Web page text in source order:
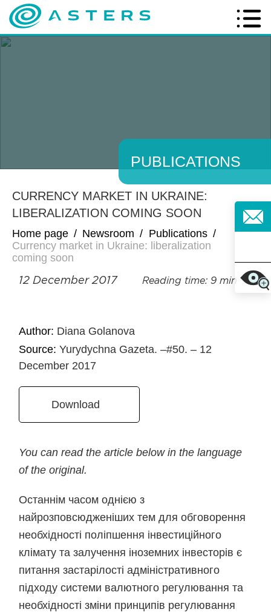
PUBLICATIONS
CURRENCY MARKET IN UKRAINE:
LIBERALIZATION COMING SOON
Home page / Newsroom / Publications /
Currency market in Ukraine: liberalization
coming soon
12 December 2017 Reading time: 9 min
Author: Diana Golanova
Source:Yurydychna Gazeta. –#50. – 12
December 2017
Download
You can read the article below in the language
of the original.
Останнім часом однією з
найрозповсюдженіших тем для обговорення
необхідності поліпшення інвестиційного
клімату та залучення іноземних інвесторів є
питання застарілості адміністративного
підходу системи валютного регулювання та
необхідності зміни принципів регулювання